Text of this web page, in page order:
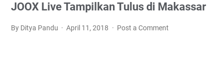
JOOX Live Tampilkan Tulus di Makassar
By Ditya Pandu April 11, 2018 Post a Comment